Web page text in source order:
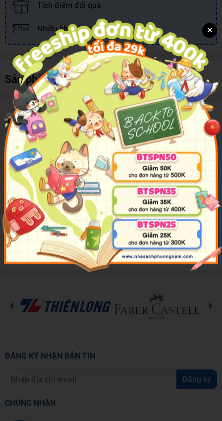
Tích điểm đổi quà
Nhiều khuyến mãi, ưu đãi
Sản phẩm cùng loại
Mô tả sản phẩm
Little Children's Springtime Puzzles
Featuring flowers, bunnies, eggs, chicks and lambs, this
puzzle book is bursting with mazes, dot-to-dot, spot the
difference, simple logic puzzles and wordsearches. It's ideal
for journeys, holidays and times when spring showers stop
play, and will keep children entertained while helping
develop their skills in reading, counting and observation.
Đánh giá sản phẩm
ĐĂNG KÝ NHẬN BẢN TIN
Đăng ký
CHỨNG NHẬN
×